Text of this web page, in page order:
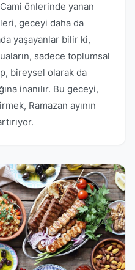
önlerinde yanan
geceyi daha da
yaşayanlar bilir ki,
sadece toplumsal
bireysel olarak da
inanılır. Bu geceyi,
Ramazan ayının